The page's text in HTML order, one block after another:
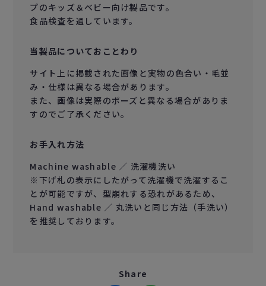
プのキッズ＆ベビー向け製品です。
食品検査を通しています。
当製品についておことわり
サイト上に掲載された画像と実物の色合い・毛並
み・仕様は異なる場合があります。
また、画像は実際のポーズと異なる場合がありま
すのでご了承ください。
お手入れ方法
Machine washable ／ 洗濯機洗い
※下げ札の表示にしたがって洗濯機で洗濯するこ
とが可能ですが、型崩れする恐れがあるため、
Hand washable ／ 丸洗いと同じ方法（手洗い）
を推奨しております。
Share